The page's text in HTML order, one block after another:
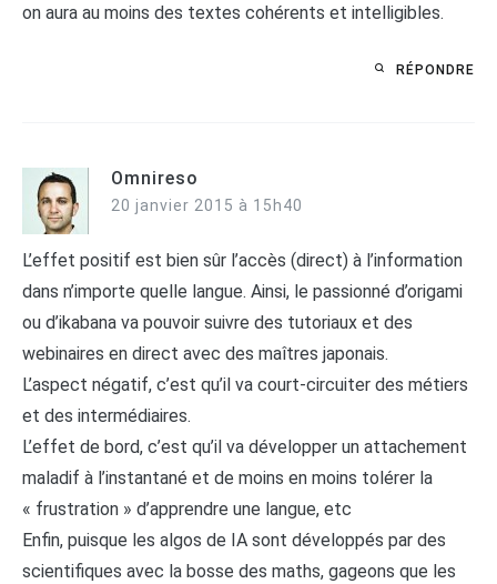
on aura au moins des textes cohérents et intelligibles.
RÉPONDRE
Omnireso
20 janvier 2015 à 15h40
L’effet positif est bien sûr l’accès (direct) à l’information
dans n’importe quelle langue. Ainsi, le passionné d’origami
ou d’ikabana va pouvoir suivre des tutoriaux et des
webinaires en direct avec des maîtres japonais.
L’aspect négatif, c’est qu’il va court-circuiter des métiers
et des intermédiaires.
L’effet de bord, c’est qu’il va développer un attachement
maladif à l’instantané et de moins en moins tolérer la
« frustration » d’apprendre une langue, etc
Enfin, puisque les algos de IA sont développés par des
scientifiques avec la bosse des maths, gageons que les